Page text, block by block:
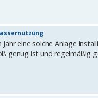
eine solche Anlage
genug ist und regelmäßig